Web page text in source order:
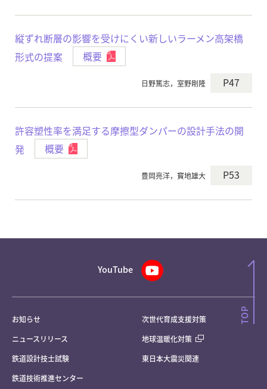
縦ずれ断層の影響を受けにくい新しいラーメン高架橋
形式の提案
概要
日野篤志，室野剛隆 P47
許容塑性率を満足する摩擦型ダンパーの設計手法の開
発
概要
豊岡亮洋，寳地雄大 P53
YouTube
お知らせ
ニュースリリース
鉄道設計技士試験
鉄道技術推進センター
次世代育成支援対策
地球温暖化対策
東日本大震災関連